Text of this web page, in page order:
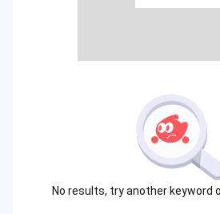
No results, try another keyword